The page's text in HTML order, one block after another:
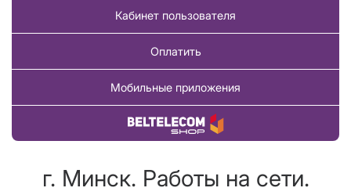
Кабинет пользователя
Оплатить
Мобильные приложения
Купить товар
г. Минск. Работы на сети.